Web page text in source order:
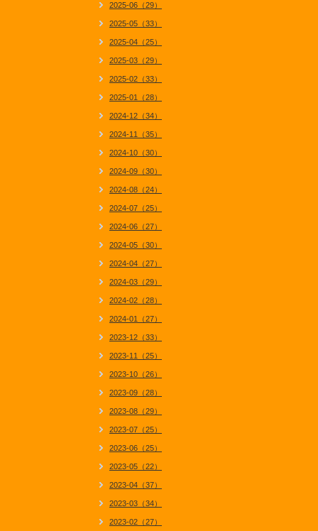
2025-06（29）
2025-05（33）
2025-04（25）
2025-03（29）
2025-02（33）
2025-01（28）
2024-12（34）
2024-11（35）
2024-10（30）
2024-09（30）
2024-08（24）
2024-07（25）
2024-06（27）
2024-05（30）
2024-04（27）
2024-03（29）
2024-02（28）
2024-01（27）
2023-12（33）
2023-11（25）
2023-10（26）
2023-09（28）
2023-08（29）
2023-07（25）
2023-06（25）
2023-05（22）
2023-04（37）
2023-03（34）
2023-02（27）